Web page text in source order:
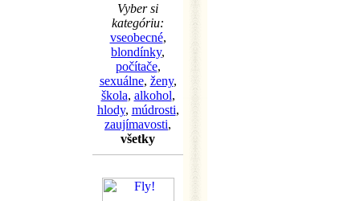
Vyber si
kategóriu:
vseobecné,
blondínky,
počítače,
sexuálne, ženy,
škola, alkohol,
hlody, múdrosti,
zaujímavosti,
všetky